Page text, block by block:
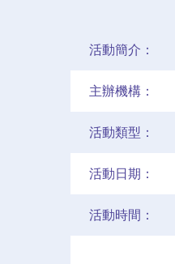
活動簡介：
主辦機構：
活動類型：
活動日期：
活動時間：